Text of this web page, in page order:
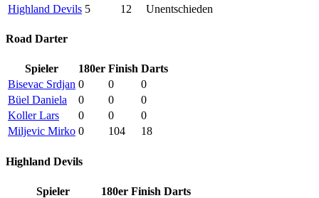
Highland Devils 5 12 Unentschieden
Road Darter
Spieler 180er Finish Darts
Bisevac Srdjan 0 0
0
Büel Daniela
0 0
0
Koller Lars
0 0
0
Miljevic Mirko 0 104 18
Highland Devils
Spieler 180er Finish Darts